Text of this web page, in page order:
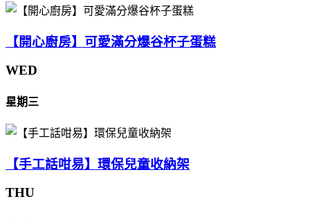
【開心廚房】可愛滿分爆谷杯子蛋糕
WED
星期三
【手工話咁易】環保兒童收納架
THU